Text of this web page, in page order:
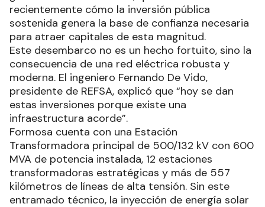
recientemente cómo la inversión pública
sostenida genera la base de confianza necesaria
para atraer capitales de esta magnitud.
Este desembarco no es un hecho fortuito, sino la
consecuencia de una red eléctrica robusta y
moderna. El ingeniero Fernando De Vido,
presidente de REFSA, explicó que “hoy se dan
estas inversiones porque existe una
infraestructura acorde”.
Formosa cuenta con una Estación
Transformadora principal de 500/132 kV con 600
MVA de potencia instalada, 12 estaciones
transformadoras estratégicas y más de 557
kilómetros de líneas de alta tensión. Sin este
entramado técnico, la inyección de energía solar